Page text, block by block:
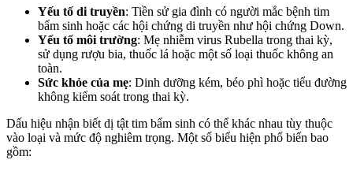
Yếu tố di truyền: Tiền sử gia đình có người mắc bệnh tim
bẩm sinh hoặc các hội chứng di truyền như hội chứng Down.
Yếu tố môi trường: Mẹ nhiễm virus Rubella trong thai kỳ,
sử dụng rượu bia, thuốc lá hoặc một số loại thuốc không an
toàn.
Sức khỏe của mẹ: Dinh dưỡng kém, béo phì hoặc tiểu đường
không kiểm soát trong thai kỳ.
Dấu hiệu nhận biết dị tật tim bẩm sinh có thể khác nhau tùy thuộc
vào loại và mức độ nghiêm trọng. Một số biểu hiện phổ biến bao
gồm: